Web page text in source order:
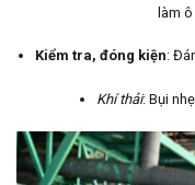
làm
Kiểm tra, đóng kiện:
Khí thải: Bụi